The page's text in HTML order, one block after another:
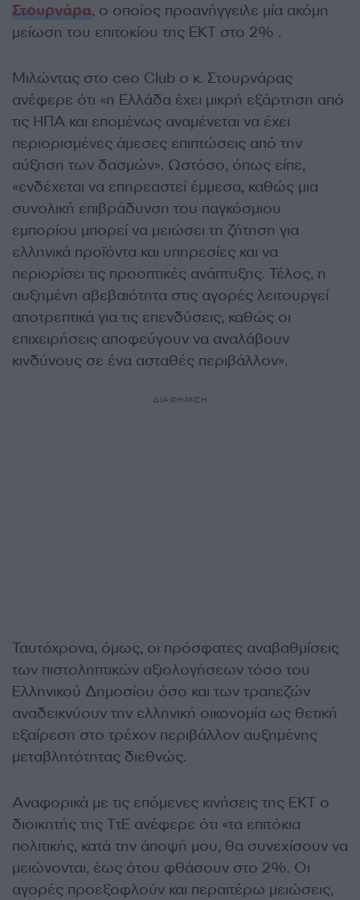
Στουρνάρα, ο οποίος προανήγγειλε μία ακόμη
μείωση του επιτοκίου της ΕΚΤ στο 2% .
Μιλώντας στο ceo Club ο κ. Στουρνάρας
ανέφερε ότι «η Ελλάδα έχει μικρή εξάρτηση από
τις ΗΠΑ και επομένως αναμένεται να έχει
περιορισμένες άμεσες επιπτώσεις από την
αύξηση των δασμών». Ωστόσο, όπως είπε,
«ενδέχεται να επηρεαστεί έμμεσα, καθώς μια
συνολική επιβράδυνση του παγκόσμιου
εμπορίου μπορεί να μειώσει τη ζήτηση για
ελληνικά προϊόντα και υπηρεσίες και να
περιορίσει τις προοπτικές ανάπτυξης. Τέλος, η
αυξημένη αβεβαιότητα στις αγορές λειτουργεί
αποτρεπτικά για τις επενδύσεις, καθώς οι
επιχειρήσεις αποφεύγουν να αναλάβουν
κινδύνους σε ένα ασταθές περιβάλλον».
ΔΙΑΦΗΜΙΣΗ
Ταυτόχρονα, όμως, οι πρόσφατες αναβαθμίσεις
των πιστοληπτικών αξιολογήσεων τόσο του
Ελληνικού Δημοσίου όσο και των τραπεζών
αναδεικνύουν την ελληνική οικονομία ως θετική
εξαίρεση στο τρέχον περιβάλλον αυξημένης
μεταβλητότητας διεθνώς.
Αναφορικά με τις επόμενες κινήσεις της ΕΚΤ ο
διοικητής της ΤτΕ ανέφερε ότι «τα επιτόκια
πολιτικής, κατά την άποψή μου, θα συνεχίσουν να
μειώνονται, έως ότου φθάσουν στο 2%. Οι
αγορές προεξοφλούν και περαιτέρω μειώσεις,